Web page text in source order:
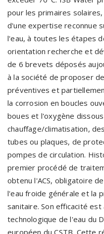
pour les primaires
d'une expertise reconnue
l'eau, à toutes les étapes
orientation recherche et
de 6 brevets déposés
à la société de proposer
préventives et
la corrosion en boucles
boues et l'oxygène
chauffage/climatisation,
tubes ou plaques, de
pompes de circulation.
premier procédé de
obtenu l'ACS, obligatoire
l'eau froide générale et la
sanitaire. Son efficacité
technologique de l'eau du
européen du CSTB. Cette